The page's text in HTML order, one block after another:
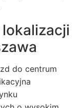
do centrum